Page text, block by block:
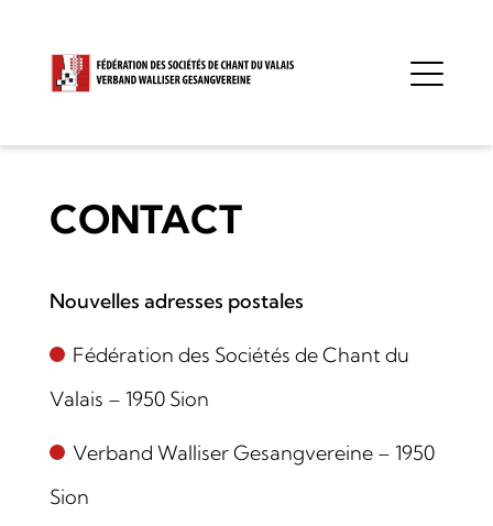
CONTACT
Nouvelles adresses postales
Fédération des Sociétés de Chant du
Valais – 1950 Sion
Verband Walliser Gesangvereine – 1950
Sion